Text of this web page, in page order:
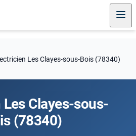
Les Clayes-sous-Bois (78340)
Clayes-sous-
(78340)